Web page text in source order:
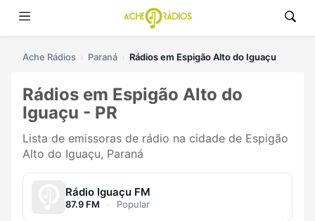
Ache Rádios Paraná Rádios em Espigão Alto do Iguaçu
Rádios em Espigão Alto do
Iguaçu - PR
Lista de emissoras de rádio na cidade de Espigão
Alto do Iguaçu, Paraná
Rádio Iguaçu FM
87.9 FM · Popular